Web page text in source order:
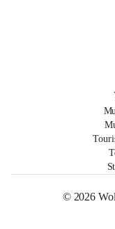
© 2026